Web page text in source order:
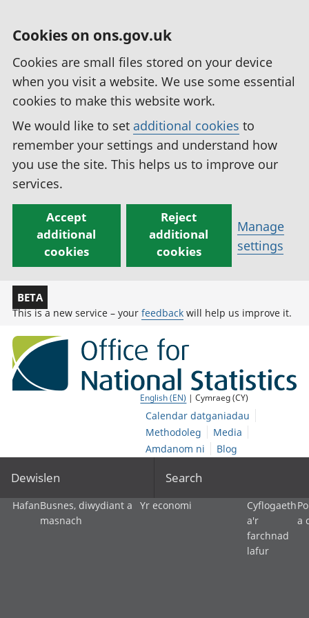
Cookies on ons.gov.uk
Cookies are small files stored on your device
when you visit a website. We use some essential
cookies to make this website work.
We would like to set additional cookies to
remember your settings and understand how
you use the site. This helps us to improve our
services.
Accept
additional
cookies
Reject
additional
cookies
Manage
settings
BETA
This is a new service – your feedback will help us improve it.
English (EN) | Cymraeg (CY)
Calendar datganiadau
Methodoleg
Media
Amdanom ni
Blog
Dewislen Search
HafanBusnes, diwydiant a
masnach
Yr economi
Cyflogaeth
a'r
farchnad
lafur
a